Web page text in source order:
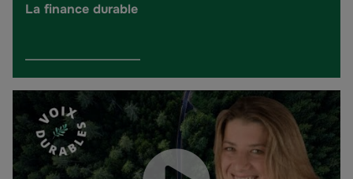
La finance durable